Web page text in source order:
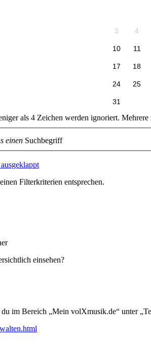
3 4
10 11
17 18
24 25
31
als 4 Zeichen werden ignoriert.
einen Suchbegriff
Filterkriterien entsprechen.
einsehen?
im Bereich „Mein volXmusik.de“ unter